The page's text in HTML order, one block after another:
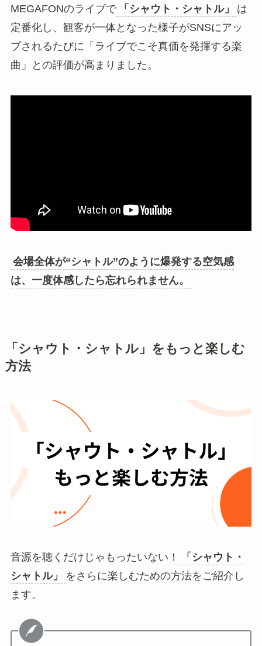
MEGAFONのライブで 「シャウト・シャトル」
は
定番化し、観客が一体となった様子がSNSにアッ
プされるたびに「ライブでこそ真価を発揮する楽
曲」との評価が高まりました。
会場全体が“シャトル”のように爆発する空気感
は、一度体感したら忘れられません。
「シャウト・シャトル」をもっと楽しむ
方法
音源を聴くだけじゃもったいない！
「シャウト・
シャトル」
をさらに楽しむための方法をご紹介し
ます。